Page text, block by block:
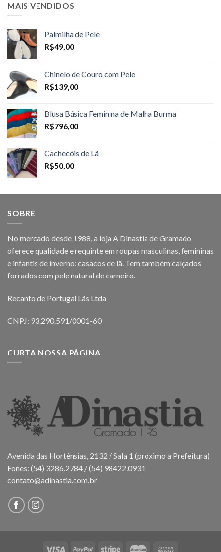
MAIS VENDIDOS
Palmilha de Pele
R$49,00
Chinelo de Couro com Pele
R$139,00
Blusa Básica Feminina de Malha Burma
R$796,00
Cachecóis de Lã
R$50,00
SOBRE
No mercado desde 1988, a loja A Dinastia de Gramado
oferece qualidade e requinte em roupas masculinas, femininas
e infantis de inverno: casacos de lã. Tem também calçados
forrados com pele natural de carneiro.
Recanto de Portugal Lãs Ltda
CNPJ: 93.290.591/0001-60
CURTA NOSSA PÁGINA
Avenida das Hortênsias, 2132 / Sala 1 (próximo a Prefeitura)
Fones: (54) 3286.2784 / (54) 98422.0931
contato@adinastia.com.br